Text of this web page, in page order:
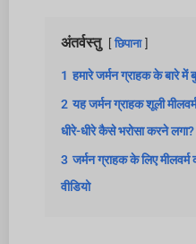
अंतर्वस्तु छिपाना
1 हमारे जर्मन ग्राहक के बारे में
2 यह जर्मन ग्राहक शूली
धीरे-धीरे कैसे भरोसा करने लगा?
3 जर्मन ग्राहक के लिए
वीडियो